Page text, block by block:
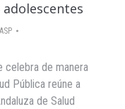
celebra de manera
Pública reúne a
de Salud